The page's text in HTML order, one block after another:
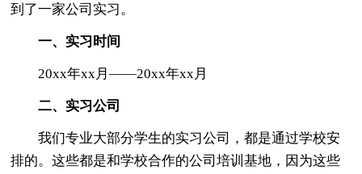
到了一家公司实习。
一、实习时间
20xx年xx月——20xx年xx月
二、实习公司
我们专业大部分学生的实习公司，都是通过学校安
排的。这些都是和学校合作的公司培训基地，因为这些